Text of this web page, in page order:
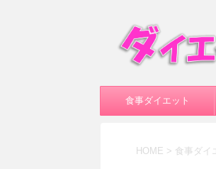
食事ダイエット
HOME > 食事ダイ